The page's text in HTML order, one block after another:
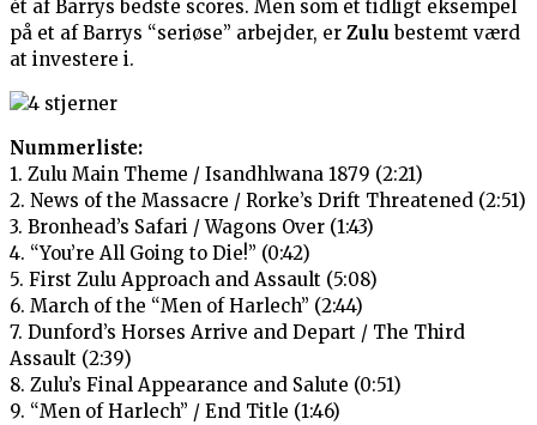
ét af Barrys bedste scores. Men som et tidligt eksempel
på et af Barrys “seriøse” arbejder, er Zulubestemt værd
at investere i.
Nummerliste:
1. Zulu Main Theme / Isandhlwana 1879 (2:21)
2. News of the Massacre / Rorke’s Drift Threatened (2:51)
3. Bronhead’s Safari / Wagons Over (1:43)
4. “You’re All Going to Die!” (0:42)
5. First Zulu Approach and Assault (5:08)
6. March of the “Men of Harlech” (2:44)
7. Dunford’s Horses Arrive and Depart / The Third
Assault (2:39)
8. Zulu’s Final Appearance and Salute (0:51)
9. “Men of Harlech” / End Title (1:46)